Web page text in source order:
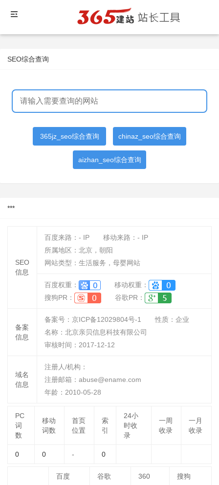
SEO综合查询
365jz_seo综合查询 chinaz_seo综合查询
aizhan_seo综合查询
***
SEO
信息
百度来路： - IP 移动来路： - IP
所属地区：北京，朝阳
网站类型：生活服务，母婴网站
百度权重：
移动权重：
搜狗PR：
谷歌PR：
备案
信息
备案号：京ICP备12029804号-1 性质： 企业
名称： 北京亲贝信息科技有限公司
审核时间： 2017-12-12
域名
信息
注册人/机构：
注册邮箱：abuse@ename.com
年龄：2010-05-28
PC
词
数
移动
词数
首页
位置
索
引
24小
时收
录
一周
收录
一月
收录
0 0 - 0
百度 谷歌 360 搜狗